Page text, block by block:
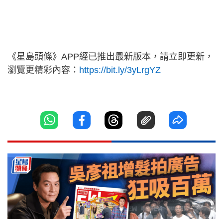
《星島頭條》APP經已推出最新版本，請立即更新，
瀏覽更精彩內容： https://bit.ly/3yLrgYZ